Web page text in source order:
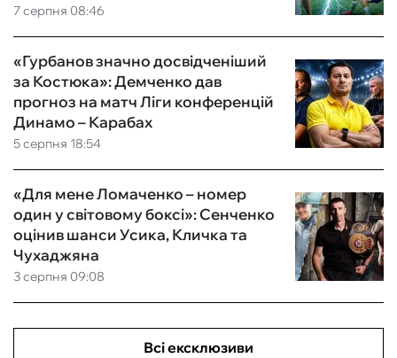
7 серпня 08:46
5 серпня 18:54
«Гурбанов значно досвідченіший
за Костюка»: Демченко дав
прогноз на матч Ліги конференцій
Динамо – Карабах
3 серпня 09:08
«Для мене Ломаченко – номер
один у світовому боксі»: Сенченко
оцінив шанси Усика, Кличка та
Чухаджяна
Всі ексклюзиви